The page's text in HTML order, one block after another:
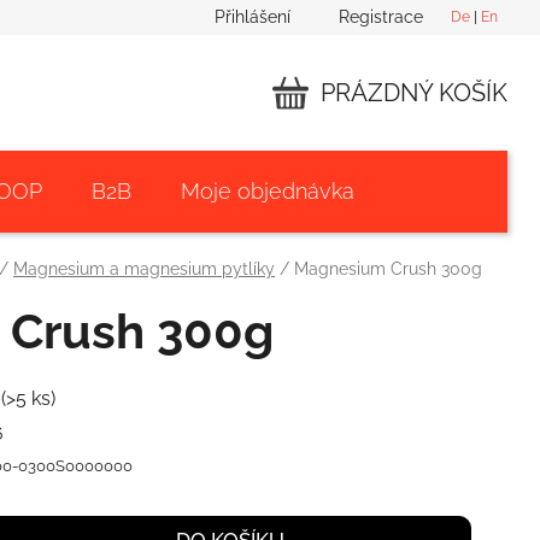
De| En
Přihlášení Registrace
KOŠÍK
PRÁZDNÝ KOŠÍK
B2B Moje objednávka
/ Magnesium a magnesium pytlíky / Magnesium Crush 300g
300g
(>5 ks)
0300S0000000